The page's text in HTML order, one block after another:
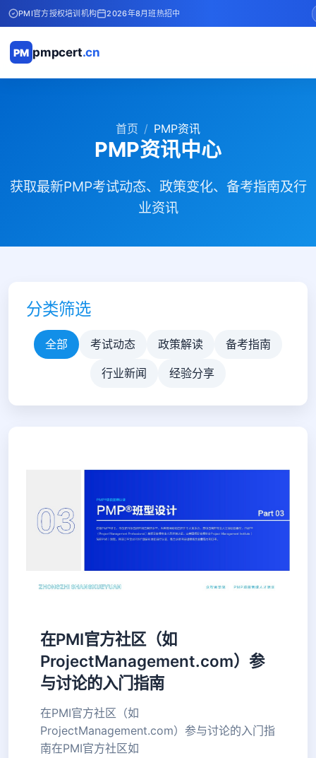
PMI官方授权培训机构 2026年8月班热招中
PM pmpcert.cn
首页 PMP资讯
PMP资讯中心
获取最新PMP考试动态、政策变化、备考指南及行
业资讯
分类筛选
全部 考试动态 政策解读 备考指南
行业新闻 经验分享
在PMI官方社区（如
ProjectManagement.com）参
与讨论的入门指南
在PMI官方社区（如
ProjectManagement.com）参与讨论的入门指
南在PMI官方社区如